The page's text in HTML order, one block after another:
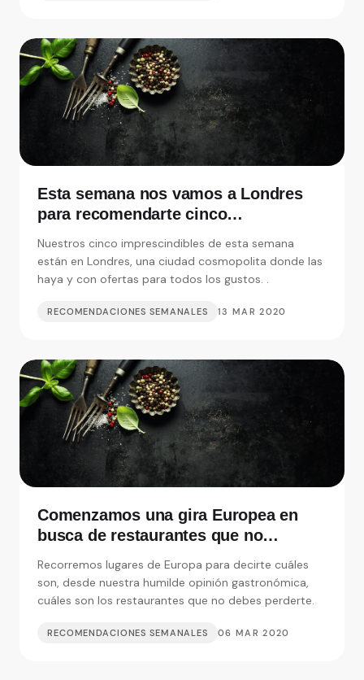
Esta semana nos vamos a Londres
para recomendarte cinco
imprescindibles
Nuestros cinco imprescindibles de esta semana
están en Londres, una ciudad cosmopolita donde las
haya y con ofertas para todos los gustos. .
RECOMENDACIONES SEMANALES 13 MAR 2020
Comenzamos una gira Europea en
busca de restaurantes que no
Recorremos lugares de Europa para decirte cuáles
son, desde nuestra humilde opinión gastronómica,
cuáles son los restaurantes que no debes perderte.
RECOMENDACIONES SEMANALES 06 MAR 2020